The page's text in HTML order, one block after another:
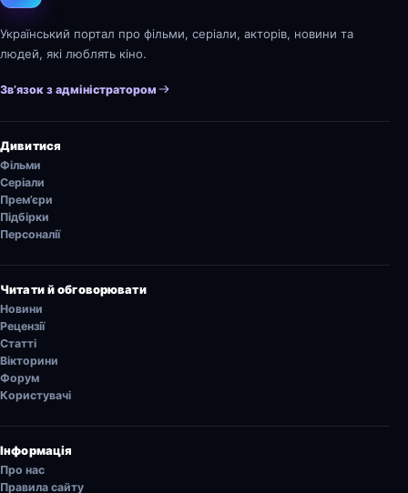
Український портал про фільми, серіали, акторів, новини та
людей, які люблять кіно.
Зв’язок з адміністратором
Дивитися
Фільми
Серіали
Прем’єри
Підбірки
Персоналії
Читати й обговорювати
Новини
Рецензії
Статті
Вікторини
Форум
Користувачі
Інформація
Про нас
Правила сайту